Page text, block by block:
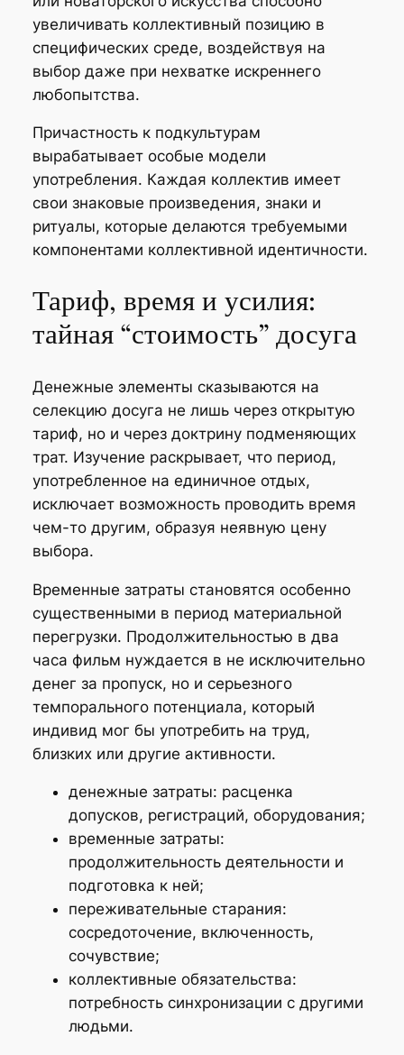
увеличивать коллективный позицию в
специфических среде, воздействуя на
выбор даже при нехватке искреннего
любопытства.
Причастность к подкультурам
вырабатывает особые модели
употребления. Каждая коллектив имеет
свои знаковые произведения, знаки и
ритуалы, которые делаются требуемыми
компонентами коллективной идентичности.
Тариф, время и усилия:
тайная “стоимость” досуга
Денежные элементы сказываются на
селекцию досуга не лишь через открытую
тариф, но и через доктрину подменяющих
трат. Изучение раскрывает, что период,
употребленное на единичное отдых,
исключает возможность проводить время
чем-то другим, образуя неявную цену
выбора.
Временные затраты становятся особенно
существенными в период материальной
перегрузки. Продолжительностью в два
часа фильм нуждается в не исключительно
денег за пропуск, но и серьезного
темпорального потенциала, который
индивид мог бы употребить на труд,
близких или другие активности.
денежные затраты: расценка
допусков, регистраций, оборудования;
временные затраты:
продолжительность деятельности и
подготовка к ней;
переживательные старания:
сосредоточение, включенность,
сочувствие;
коллективные обязательства:
потребность синхронизации с другими
людьми.